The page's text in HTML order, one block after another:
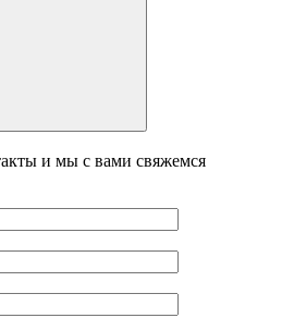
и мы с вами свяжемся